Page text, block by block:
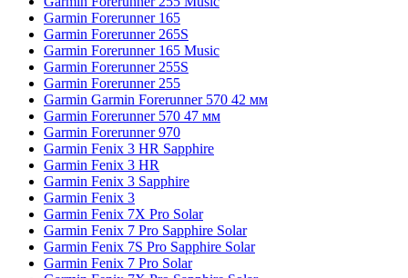
Garmin Forerunner 165
Garmin Forerunner 265S
Garmin Forerunner 165 Music
Garmin Forerunner 255S
Garmin Forerunner 255
Garmin Garmin Forerunner 570 42 мм
Garmin Forerunner 570 47 мм
Garmin Forerunner 970
Garmin Fenix 3 HR Sapphire
Garmin Fenix 3 HR
Garmin Fenix 3 Sapphire
Garmin Fenix 3
Garmin Fenix 7X Pro Solar
Garmin Fenix 7 Pro Sapphire Solar
Garmin Fenix 7S Pro Sapphire Solar
Garmin Fenix 7 Pro Solar